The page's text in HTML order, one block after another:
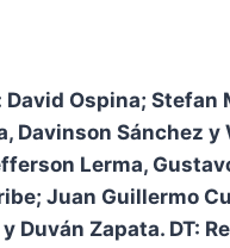
David Ospina; Stefan
Davinson Sánchez y
Lerma,
Juan Guillermo
Duván Zapata. DT: